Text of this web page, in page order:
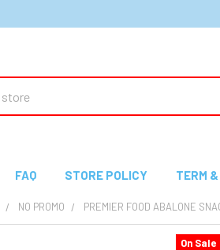
FAQ STORE POLICY TERM
NO PROMO PREMIER FOOD ABALONE
On Sale